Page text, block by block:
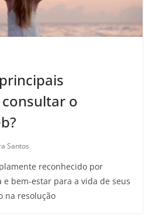
o
Santos
reconhecido por
bem-estar para a vida de seus
na resolução